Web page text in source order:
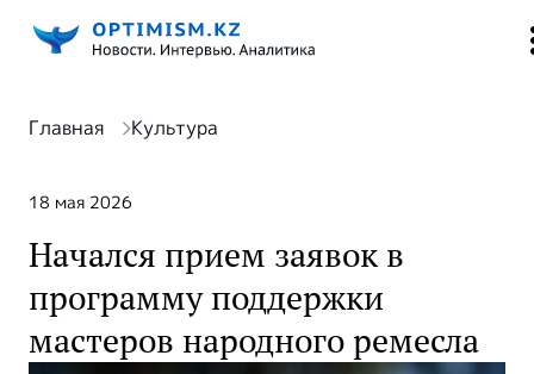
Главная Культура
18 мая 2026
Начался прием заявок в
программу поддержки
мастеров народного ремесла